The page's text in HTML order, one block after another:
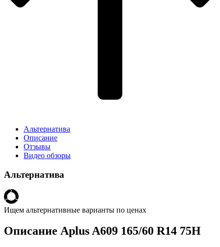
Альтернатива
Описание
Отзывы
Видео обзоры
Альтернатива
Ищем альтернативные варианты по ценах
Описание Aplus A609 165/60 R14 75H